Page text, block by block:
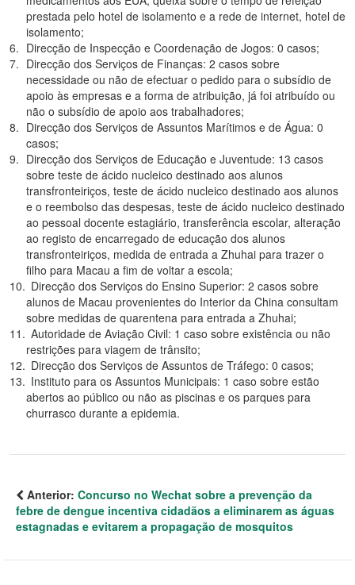
prestada pelo hotel de isolamento e a rede de internet, hotel de
isolamento;
Direcção de Inspecção e Coordenação de Jogos: 0 casos;
Direcção dos Serviços de Finanças: 2 casos sobre
necessidade ou não de efectuar o pedido para o subsídio de
apoio às empresas e a forma de atribuição, já foi atribuído ou
não o subsídio de apoio aos trabalhadores;
Direcção dos Serviços de Assuntos Marítimos e de Água: 0
casos;
Direcção dos Serviços de Educação e Juventude: 13 casos
sobre teste de ácido nucleico destinado aos alunos
transfronteiriços, teste de ácido nucleico destinado aos alunos
e o reembolso das despesas, teste de ácido nucleico destinado
ao pessoal docente estagiário, transferência escolar, alteração
ao registo de encarregado de educação dos alunos
transfronteiriços, medida de entrada a Zhuhai para trazer o
filho para Macau a fim de voltar a escola;
Direcção dos Serviços do Ensino Superior: 2 casos sobre
alunos de Macau provenientes do Interior da China consultam
sobre medidas de quarentena para entrada a Zhuhai;
Autoridade de Aviação Civil: 1 caso sobre existência ou não
restrições para viagem de trânsito;
Direcção dos Serviços de Assuntos de Tráfego: 0 casos;
Instituto para os Assuntos Municipais: 1 caso sobre estão
abertos ao público ou não as piscinas e os parques para
churrasco durante a epidemia.
Anterior: Concurso no Wechat sobre a prevenção da
febre de dengue incentiva cidadãos a eliminarem as águas
estagnadas e evitarem a propagação de mosquitos